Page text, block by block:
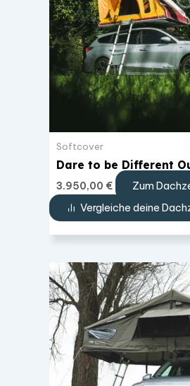
Softcover
Dare to be Different
3.950,00 €
Zum
Vergleiche deine